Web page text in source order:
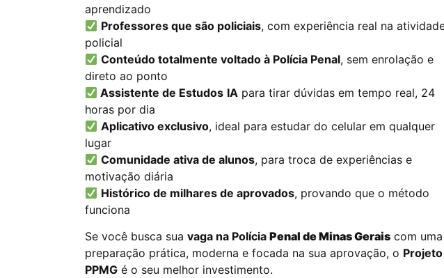
aprendizado
Professores que são policiais, com experiência real na
policial
Conteúdo totalmente voltado à Polícia Penal, sem enrolação e
direto ao ponto
Assistente de Estudos IA para tirar dúvidas em tempo real, 24
horas por dia
Aplicativo exclusivo, ideal para estudar do celular em qualquer
lugar
Comunidade ativa de alunos, para troca de experiências e
motivação diária
Histórico de milhares de aprovados, provando que o método
funciona
Se você busca sua vaga na Polícia Penal de Minas Gerais com uma
preparação prática, moderna e focada na sua aprovação, o Projeto
PPMG é o seu melhor investimento.